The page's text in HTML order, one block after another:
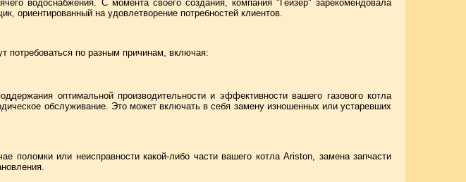
водоснабжения. С момента своего создания, компания "Гейзер" зарекомендовала
ориентированный на удовлетворение потребностей клиентов.
потребоваться по разным причинам, включая:
оптимальной производительности и эффективности вашего газового котла
обслуживание. Это может включать в себя замену изношенных или устаревших
поломки или неисправности какой-либо части вашего котла Ariston, замена запчасти